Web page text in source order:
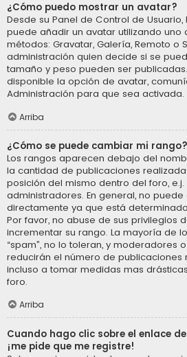
¿Cómo puedo mostrar un avatar?
Desde su Panel de Control de Usuario,
puede añadir un avatar utilizando uno
métodos: Gravatar, Galería, Remoto o
administración quien decide si se
tamaño y peso pueden ser
disponible la opción de avatar,
Administración para que sea activada.
Arriba
¿Cómo se puede cambiar mi rango?
Los rangos aparecen debajo del
la cantidad de publicaciones
posición del mismo dentro del foro,
administradores. En general, no
directamente ya que está
Por favor, no abuse de sus privilegios
incrementar su rango. La mayoría de
“spam”, no lo toleran, y moderadores
reducirán el número de publicaciones
incluso a tomar medidas mas
foro.
Arriba
Cuando hago clic sobre el enlace
¡me pide que me registre!